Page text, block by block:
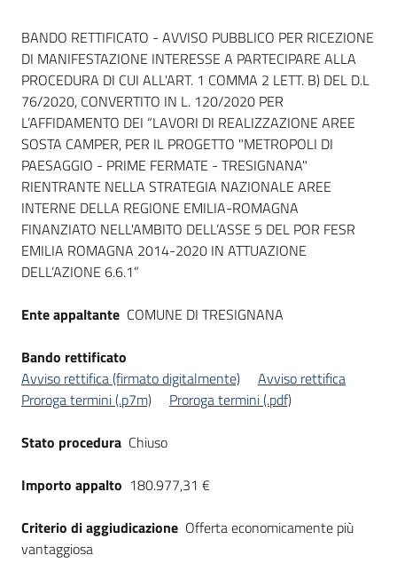
Dati del bando
BANDO RETTIFICATO - AVVISO PUBBLICO PER RICEZIONE
DI MANIFESTAZIONE INTERESSE A PARTECIPARE ALLA
PROCEDURA DI CUI ALL'ART. 1 COMMA 2 LETT. B) DEL D.L
76/2020, CONVERTITO IN L. 120/2020 PER
L’AFFIDAMENTO DEI “LAVORI DI REALIZZAZIONE AREE
SOSTA CAMPER, PER IL PROGETTO "METROPOLI DI
PAESAGGIO - PRIME FERMATE - TRESIGNANA"
RIENTRANTE NELLA STRATEGIA NAZIONALE AREE
INTERNE DELLA REGIONE EMILIA-ROMAGNA
FINANZIATO NELL'AMBITO DELL’ASSE 5 DEL POR FESR
EMILIA ROMAGNA 2014-2020 IN ATTUAZIONE
DELL’AZIONE 6.6.1”
Ente appaltante COMUNE DI TRESIGNANA
Bando rettificato
Avviso rettifica (firmato digitalmente)
Avviso rettifica
Proroga termini (.p7m)
Proroga termini (.pdf)
Stato procedura Chiuso
Importo appalto 180.977,31 €
Criterio di aggiudicazione Offerta economicamente più
vantaggiosa